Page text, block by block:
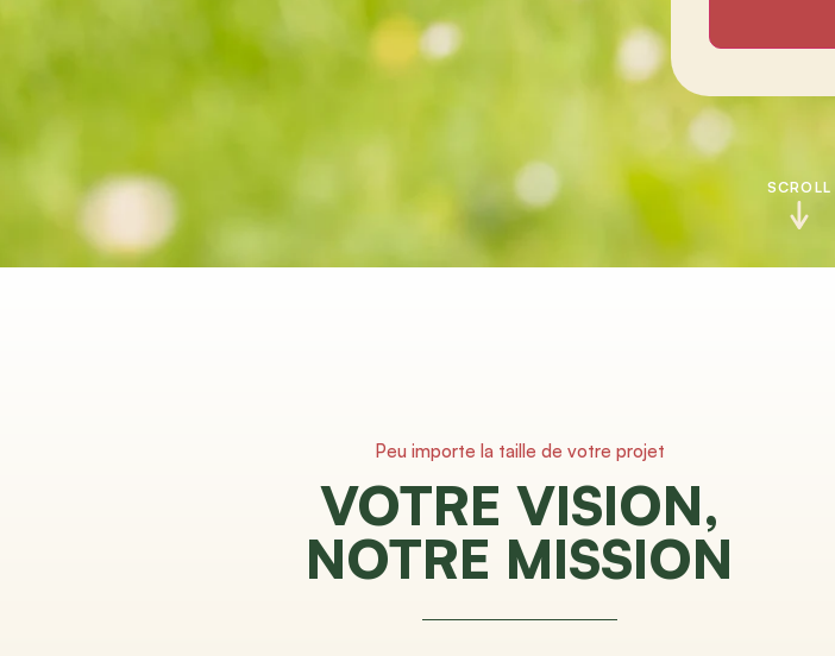
SCROLL
Peu importe la taille de votre projet
VOTRE VISION,
NOTRE MISSION